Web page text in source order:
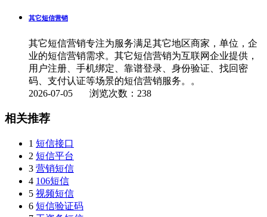
其它短信营销
其它短信营销专注为服务满足其它地区商家，单位，企
业的短信营销需求。其它短信营销为互联网企业提供，
用户注册、手机绑定、靠谱登录、身份验证、找回密
码、支付认证等场景的短信营销服务。。
2026-07-05 浏览次数：238
相关推荐
1 短信接口
2 短信平台
3 营销短信
4 106短信
5 视频短信
6 短信验证码